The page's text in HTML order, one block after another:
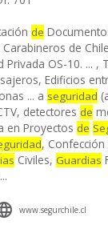
de
de
OS-10. ... ,
Edificios
... a seguridad
detectores de
en Proyectos de
, Confección
Civiles, Guardias
...
www.segurchile.cl